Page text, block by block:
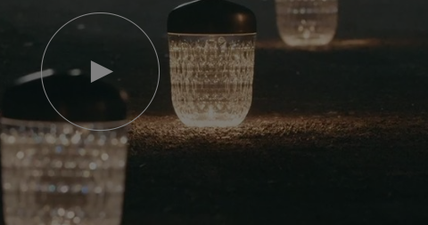
abspielen
YouTube-
Video,
Folia
Mini-
Portable-
Lampe